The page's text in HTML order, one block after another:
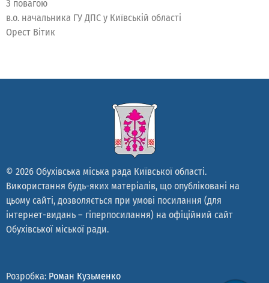
З повагою
в.о. начальника ГУ ДПС у Київській області
Орест Вітик
© 2026 Обухівська міська рада Київської області.
Використання будь-яких матеріалів, що опубліковані на
цьому сайті, дозволяється при умові посилання (для
інтернет-видань – гіперпосилання) на офіційний сайт
Обухівської міської ради.
Розробка: Роман Кузьменко